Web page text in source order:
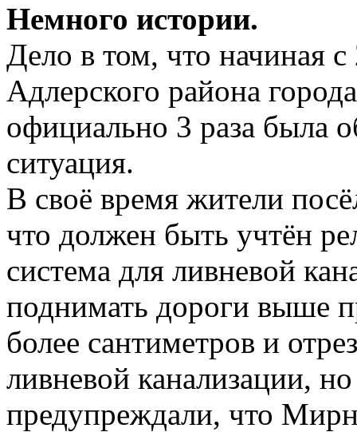
Немного истории.
Дело в том, что начиная
Адлерского района
официально 3 раза была
ситуация.
В своё время жители
что должен быть учтён
система для ливневой
поднимать дороги выше
более сантиметров и
ливневой канализации,
предупреждали, что